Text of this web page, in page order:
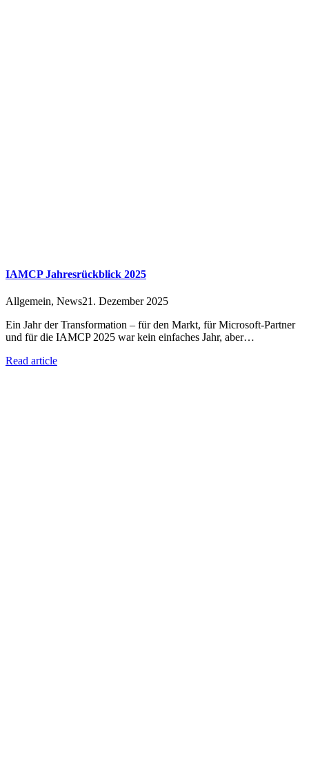
IAMCP Jahresrückblick 2025
Allgemein, News21. Dezember 2025
Ein Jahr der Transformation – für den Markt, für Microsoft-Partner
und für die IAMCP 2025 war kein einfaches Jahr, aber…
Read article